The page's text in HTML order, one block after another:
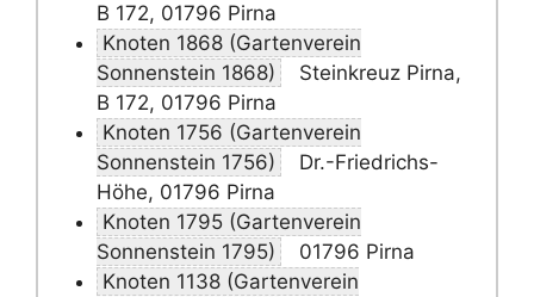
B 172, 01796 Pirna
Knoten 1868 (Gartenverein
Sonnenstein 1868)
Steinkreuz Pirna,
B 172, 01796 Pirna
Knoten 1756 (Gartenverein
Sonnenstein 1756)
Dr.-Friedrichs-
Höhe, 01796 Pirna
Knoten 1795 (Gartenverein
Sonnenstein 1795)
01796 Pirna
Knoten 1138 (Gartenverein